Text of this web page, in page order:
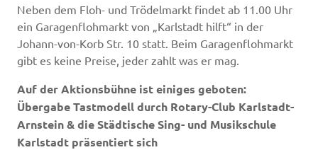
Neben dem Floh- und Trödelmarkt findet ab 11.00 Uhr
ein Garagenflohmarkt von „Karlstadt hilft“ in der
Johann-von-Korb Str. 10 statt. Beim Garagenflohmarkt
gibt es keine Preise, jeder zahlt was er mag.
Auf der Aktionsbühne ist einiges geboten:
Übergabe Tastmodell durch Rotary-Club Karlstadt-
Arnstein & dieStädtische Sing- und Musikschule
Karlstadt präsentiert sich